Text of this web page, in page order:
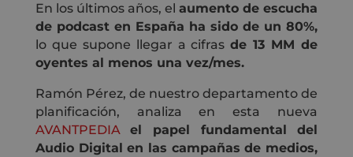
En los últimos años, elaumento de escucha
de podcast en España ha sido de un 80%,
lo que supone llegar a cifrasde 13 MM de
oyentes al menos una vez/mes.
Ramón Pérez, de nuestro departamento de
planificación, analiza en esta nueva
AVANTPEDIA
el papel fundamental del
Audio Digitalen las campañas de medios,